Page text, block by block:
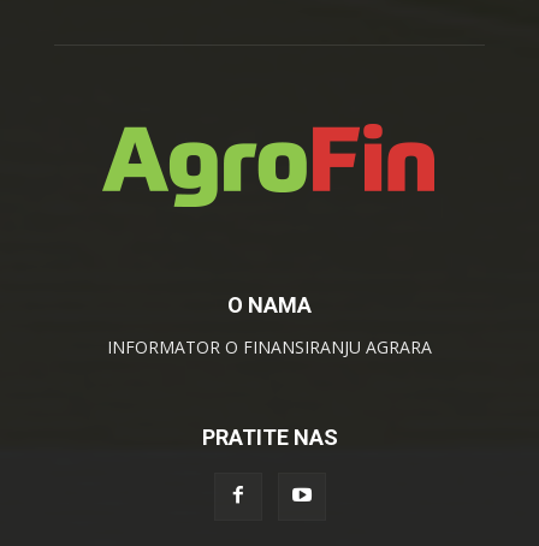
O NAMA
INFORMATOR O FINANSIRANJU AGRARA
PRATITE NAS